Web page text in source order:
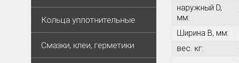
Кольца уплотнительные
Смазки, клеи, герметики
наружный D,
мм:
Ширина В, мм:
вес. кг: